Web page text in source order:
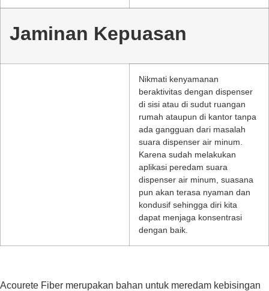
Jaminan Kepuasan
Nikmati kenyamanan
beraktivitas dengan dispenser
di sisi atau di sudut ruangan
rumah ataupun di kantor tanpa
ada gangguan dari masalah
suara dispenser air minum.
Karena sudah melakukan
aplikasi peredam suara
dispenser air minum, suasana
pun akan terasa nyaman dan
kondusif sehingga diri kita
dapat menjaga konsentrasi
dengan baik.
Acourete Fiber merupakan bahan untuk meredam kebisingan